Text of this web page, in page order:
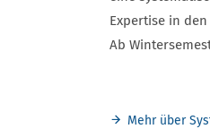
Expertise in
Ab
Mehr über